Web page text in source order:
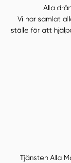
Alla
Vi har samlat
ställe för att
Tjänsten Alla